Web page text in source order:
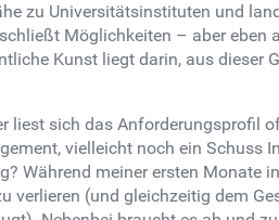
zu Universitätsinstituten und
Möglichkeiten – aber
Kunst liegt darin, aus dieser
sich das Anforderungsprofil
vielleicht noch ein Schuss
meiner ersten Monate
(und gleichzeitig dem